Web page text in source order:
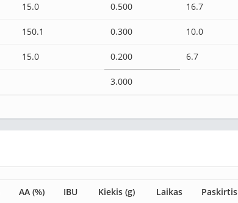
15.0 0.500 16.7
150.1 0.300 10.0
15.0 0.200 6.7
3.000
AA (%) IBU Kiekis (g) Laikas Paskirtis